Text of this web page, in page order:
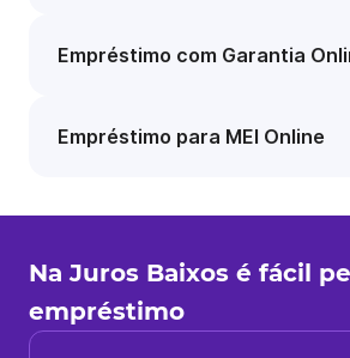
Empréstimo com Garantia
Empréstimo para MEI Online
Na Juros Baixos é fácil
empréstimo